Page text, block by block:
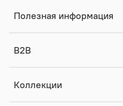
Полезная информация
B2B
Коллекции